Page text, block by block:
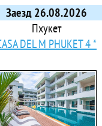
Заезд 26.08.2026
Пхукет
DEL M PHUKET 4 *